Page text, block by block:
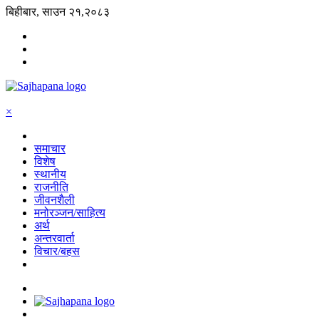
बिहीबार, साउन २१,२०८३
×
समाचार
विशेष
स्थानीय
राजनीति
जीवनशैली
मनोरञ्जन/साहित्य
अर्थ
अन्तरवार्ता
विचार/बहस